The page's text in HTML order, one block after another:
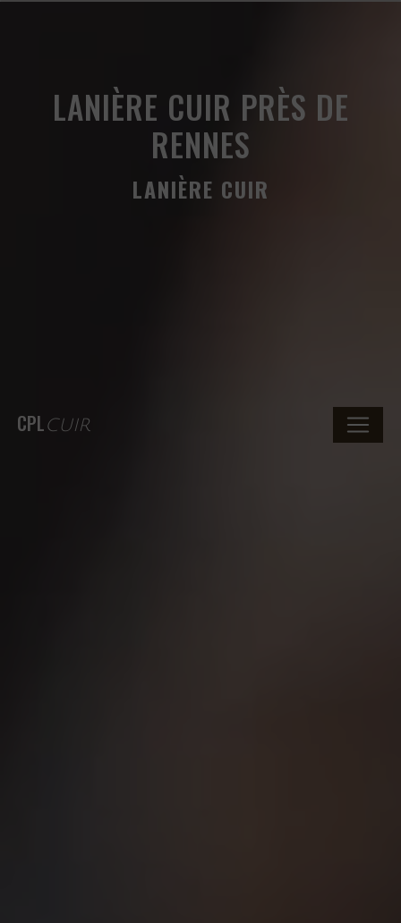
CPLCUIR
LANIÈRE CUIR PRÈS DE
RENNES
LANIÈRE CUIR